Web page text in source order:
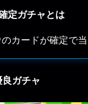
定ガチャとは
のカードが確定で
ガチャ